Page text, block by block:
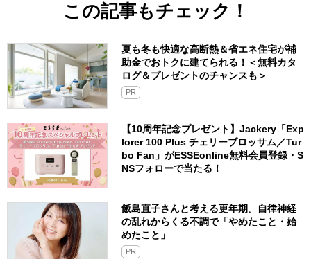
この記事もチェック！
夏も冬も快適な高断熱＆省エネ住宅が補
助金でおトクに建てられる！＜無料カタ
ログ＆プレゼントのチャンスも＞
PR
【10周年記念プレゼント】Jackery「Exp
lorer 100 Plus チェリーブロッサム／Tur
bo Fan」がESSEonline無料会員登録・S
NSフォローで当たる！
飯島直子さんと考える更年期。自律神経
の乱れからくる不調で「やめたこと・始
めたこと」
PR